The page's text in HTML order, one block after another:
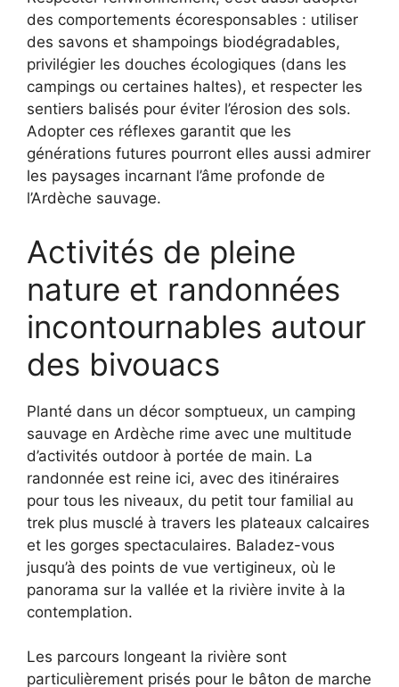
des comportements écoresponsables : utiliser
des savons et shampoings biodégradables,
privilégier les douches écologiques (dans les
campings ou certaines haltes), et respecter les
sentiers balisés pour éviter l’érosion des sols.
Adopter ces réflexes garantit que les
générations futures pourront elles aussi admirer
les paysages incarnant l’âme profonde de
l’Ardèche sauvage.
Activités de pleine
nature et randonnées
incontournables autour
des bivouacs
Planté dans un décor somptueux, un camping
sauvage en Ardèche rime avec une multitude
d’activités outdoor à portée de main. La
randonnée est reine ici, avec des itinéraires
pour tous les niveaux, du petit tour familial au
trek plus musclé à travers les plateaux calcaires
et les gorges spectaculaires. Baladez-vous
jusqu’à des points de vue vertigineux, où le
panorama sur la vallée et la rivière invite à la
contemplation.
Les parcours longeant la rivière sont
particulièrement prisés pour le bâton de marche